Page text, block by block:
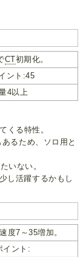
CT初期化。
ント:45
4以上
くる特性。
るため、ソロ用と
いない。
し活躍するかもし
度7～35増加。
イント: